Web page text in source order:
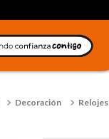
Decoración Relojes